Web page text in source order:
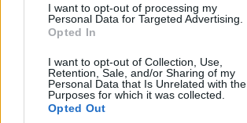
I want to opt-out of processing my
Personal Data for Targeted Advertising.
Opted In
I want to opt-out of Collection, Use,
Retention, Sale, and/or Sharing of my
Personal Data that Is Unrelated with the
Purposes for which it was collected.
Opted Out
(KPK ETH PRIME)
(BTC)
Ethereum